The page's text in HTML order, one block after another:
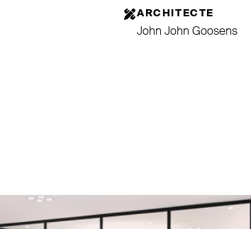
ARCHITECTE
John John Goosens